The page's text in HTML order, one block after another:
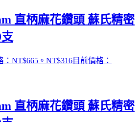
直柄麻花鑽頭 蘇氏精密
支
：NT$665。 NT$316目前價格：
直柄麻花鑽頭 蘇氏精密